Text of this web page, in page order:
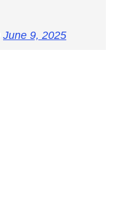
June 9, 2025